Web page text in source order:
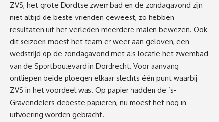
ZVS, het grote Dordtse zwembad en de zondagavond zijn
niet altijd de beste vrienden geweest, zo hebben
resultaten uit het verleden meerdere malen bewezen. Ook
dit seizoen moest het team er weer aan geloven, een
wedstrijd op de zondagavond met als locatie het zwembad
van de Sportboulevard in Dordrecht. Voor aanvang
ontliepen beide ploegen elkaar slechts één punt waarbij
ZVS in het voordeel was. Op papier hadden de ’s-
Gravendelers debeste papieren, nu moest het nog in
uitvoering worden gebracht.